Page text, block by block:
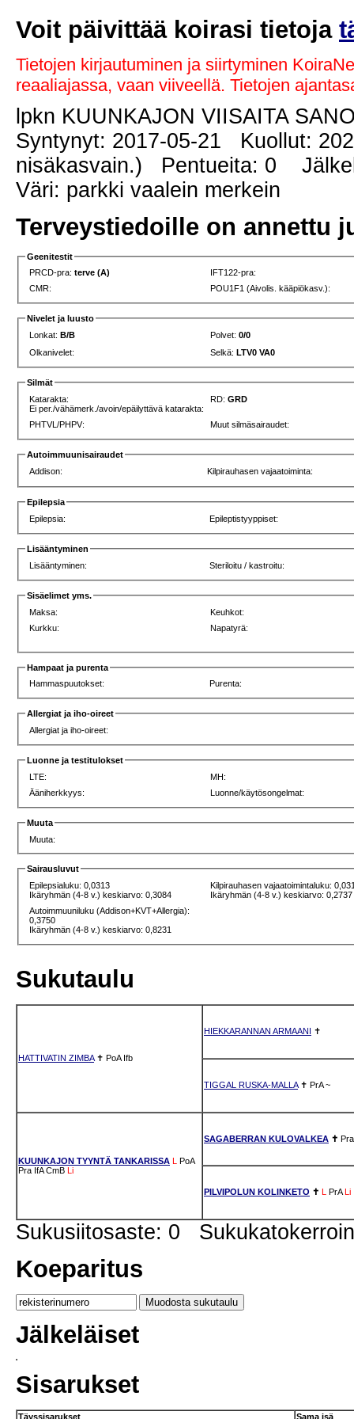
Voit päivittää koirasi tietoja
Tietojen kirjautuminen ja siirtyminen
reaaliajassa, vaan viiveellä. Tietojen
lpkn KUUNKAJON VIISAITA
Syntynyt: 2017-05-21 Kuollut:
nisäkasvain.) Pentueita: 0
Väri: parkki vaalein merkein
Terveystiedoille on annettu
Geenitestit
PRCD-pra:terve (A)
IFT122-pra:
CMR:
POU1F1 (Aivolis. kääpiökasv.):
Nivelet ja luusto
Lonkat:B/B Polvet:0/0
Olkanivelet:
Selkä:LTV0 VA0
Silmät
Katarakta:
Ei per./vähämerk./avoin/epäilyttävä katarakta:
RD:GRD
PHTVL/PHPV: Muut silmäsairaudet:
Autoimmuunisairaudet
Addison:
Kilpirauhasen vajaatoiminta:
Epilepsia
Epilepsia:
Epileptistyyppiset:
Lisääntyminen
Lisääntyminen:
Steriloitu / kastroitu:
Sisäelimet yms.
Maksa:
Keuhkot:
Kurkku:
Napatyrä:
Hampaat ja purenta
Hammaspuutokset:
Purenta:
Allergiat ja iho-oireet
Allergiat ja iho-oireet:
Luonne ja testitulokset
LTE:
MH:
Ääniherkkyys:
Luonne/käytösongelmat:
Muuta
Muuta:
Sairausluvut
Epilepsialuku: 0,0313
Ikäryhmän (4-8 v.) keskiarvo: 0,3084
Kilpirauhasen vajaatoimintaluku:
Ikäryhmän (4-8 v.) keskiarvo: 0,2737
Autoimmuuniluku (Addison+KVT+Allergia):
0,3750
Ikäryhmän (4-8 v.) keskiarvo: 0,8231
Sukutaulu
HATTIVATIN ZIMBA✝ PoA Ifb
HIEKKARANNAN ARMAANI ✝
TIGGAL RUSKA-MALLA✝ PrA ~
KUUNKAJON TYYNTÄ TANKARISSA L PoA
Pra IfA CmB Li
SAGABERRAN KULOVALKEA ✝ Pra
PILVIPOLUN KOLINKETO ✝ L PrA Li
Sukusiitosaste: 0
Koeparitus
Jälkeläiset
Sisarukset
Täyssisarukset Sama isä